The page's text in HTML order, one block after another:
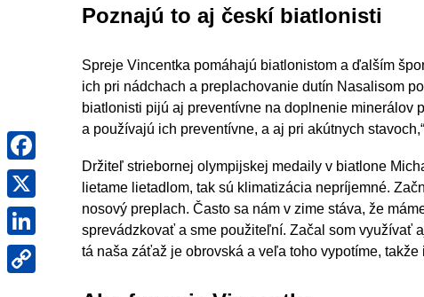
Poznajú to aj českí biatlonisti
Spreje Vincentka pomáhajú biatlonistom a ďalším
ich pri nádchach a preplachovanie dutín Nasalisom
biatlonisti pijú aj preventívne na doplnenie minerálov
a používajú ich preventívne, a aj pri akútnych
Držiteľ striebornej olympijskej medaily v biatlone
lietame lietadlom, tak sú klimatizácia nepríjemné.
nosový preplach. Často sa nám v zime stáva, že
sprevádzkovať a sme použiteľní. Začal som využívať
tá naša záťaž je obrovská a veľa toho vypotíme,
Facebook
LinkedIn
Copy